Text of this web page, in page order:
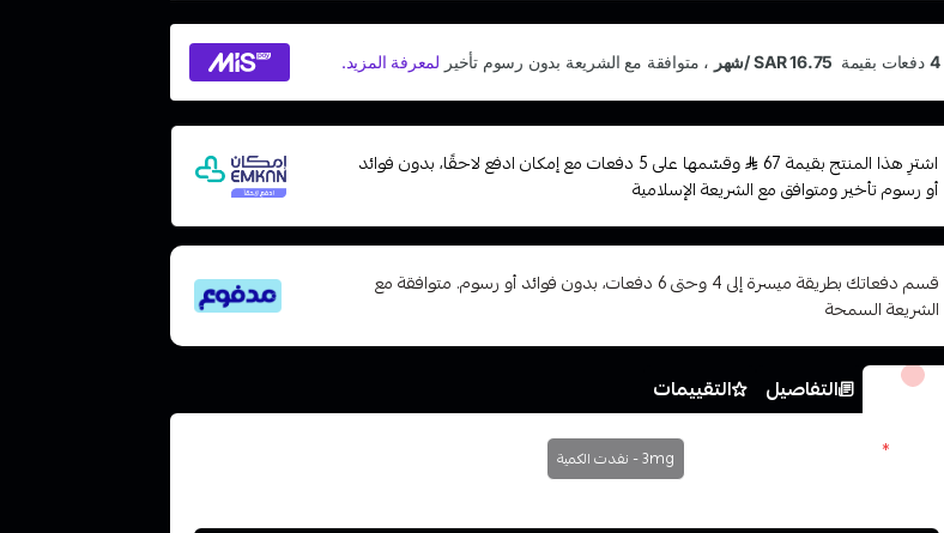
اشترِ هذا المنتج بقيمة 67
وقسّمها على 5 دفعات مع إمكان ادفع لاحقًا، بدون فوائد
أو رسوم تأخير ومتوافق مع الشريعة الإسلامية
قسم دفعاتك بطريقة ميسرة إلى 4 وحتى 6 دفعات، بدون فوائد أو رسوم. متوافقة مع
الشريعة السمحة
الخيارات التفاصيل التقييمات
* 3mg - نفدت الكمية